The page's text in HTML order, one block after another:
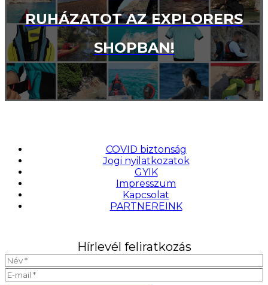
RUHÁZATOT AZ EXPLORERS
SHOPBAN!
COVID biztonság
Jogi nyilatkozatok
GYIK
Impresszum
Kapcsolat
PARTNEREINK
Hírlevél feliratkozás